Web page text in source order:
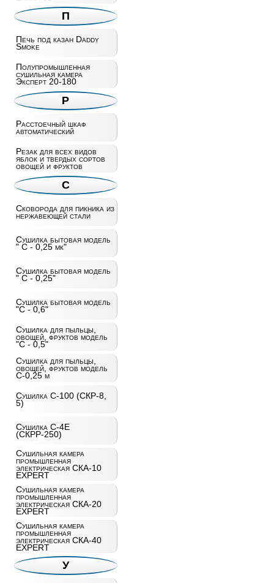
П
Печь под казан Daddy
Smoke
Полупромышленная
сушильная камера
Эксперт 20-180
Р
Расстоечный шкаф
автоматический
Резак для всех видов
яблок и твердых сортов
овощей и фруктов
С
Сковорода для пикника из
нержавеющей стали
Сушилка бытовая модель
" С - 0,25 мк"
Сушилка бытовая модель
" С - 0,25"
Сушилка бытовая модель
"С - 0,6"
Сушилка для пыльцы,
овощей, фруктов модель
"С - 0,5"
Сушилка для пыльцы,
овощей, фруктов модель
С-0,25 м
Сушилка С-100 (СКР-8,
5)
Сушилка С-4Е
(СКРР-250)
Сушильная камера
промышленная
электрическая СКА-10
EXPERT
Сушильная камера
промышленная
электрическая СКА-20
EXPERT
Сушильная камера
промышленная
электрическая СКА-40
EXPERT
У